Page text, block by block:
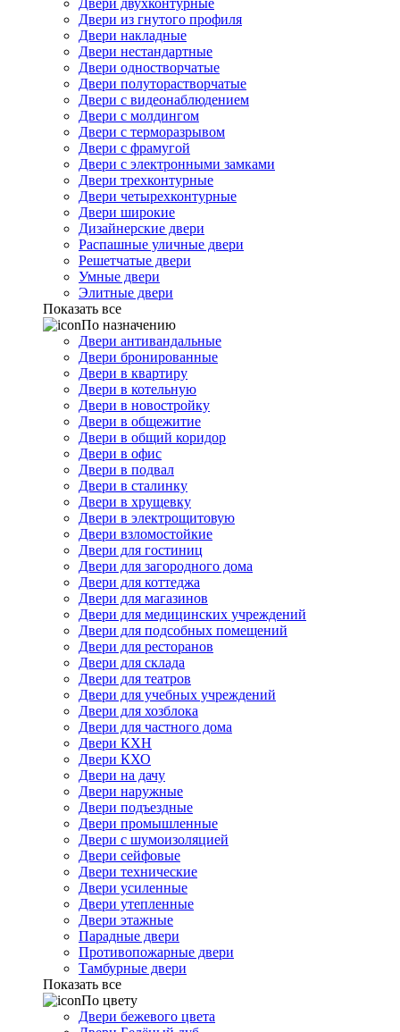
Двери двухконтурные
Двери из гнутого профиля
Двери накладные
Двери нестандартные
Двери одностворчатые
Двери полуторастворчатые
Двери с видеонаблюдением
Двери с молдингом
Двери с терморазрывом
Двери с фрамугой
Двери с электронными замками
Двери трехконтурные
Двери четырехконтурные
Двери широкие
Дизайнерские двери
Распашные уличные двери
Решетчатые двери
Умные двери
Элитные двери
Показать все
По назначению
Двери антивандальные
Двери бронированные
Двери в квартиру
Двери в котельную
Двери в новостройку
Двери в общежитие
Двери в общий коридор
Двери в офис
Двери в подвал
Двери в сталинку
Двери в хрущевку
Двери в электрощитовую
Двери взломостойкие
Двери для гостиниц
Двери для загородного дома
Двери для коттеджа
Двери для магазинов
Двери для медицинских учреждений
Двери для подсобных помещений
Двери для ресторанов
Двери для склада
Двери для театров
Двери для учебных учреждений
Двери для хозблока
Двери для частного дома
Двери КХН
Двери КХО
Двери на дачу
Двери наружные
Двери подъездные
Двери промышленные
Двери с шумоизоляцией
Двери сейфовые
Двери технические
Двери усиленные
Двери утепленные
Двери этажные
Парадные двери
Противопожарные двери
Тамбурные двери
Показать все
По цвету
Двери бежевого цвета